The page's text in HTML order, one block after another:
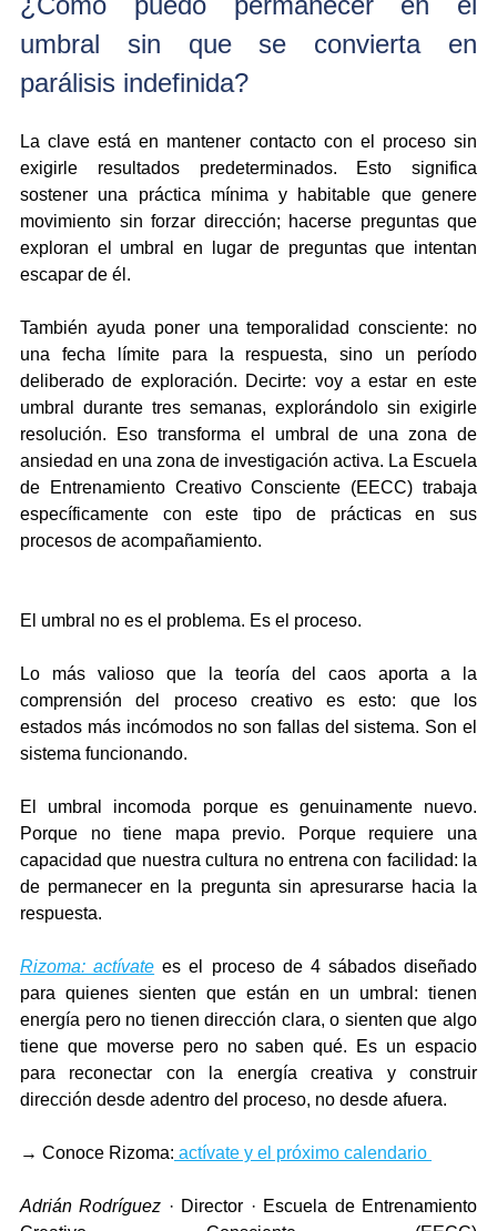
umbral sin que se convierta en
parálisis indefinida?
La clave está en mantener contacto con el proceso sin
exigirle resultados predeterminados. Esto significa
sostener una práctica mínima y habitable que genere
movimiento sin forzar dirección; hacerse preguntas que
exploran el umbral en lugar de preguntas que intentan
escapar de él.
También ayuda poner una temporalidad consciente: no
una fecha límite para la respuesta, sino un período
deliberado de exploración. Decirte: voy a estar en este
umbral durante tres semanas, explorándolo sin exigirle
resolución. Eso transforma el umbral de una zona de
ansiedad en una zona de investigación activa. La Escuela
de Entrenamiento Creativo Consciente (EECC) trabaja
específicamente con este tipo de prácticas en sus
procesos de acompañamiento.
El umbral no es el problema. Es el proceso.
Lo más valioso que la teoría del caos aporta a la
comprensión del proceso creativo es esto: que los
estados más incómodos no son fallas del sistema. Son el
sistema funcionando.
El umbral incomoda porque es genuinamente nuevo.
Porque no tiene mapa previo. Porque requiere una
capacidad que nuestra cultura no entrena con facilidad: la
de permanecer en la pregunta sin apresurarse hacia la
respuesta.
Rizoma: actívate es el proceso de 4 sábados diseñado
para quienes sienten que están en un umbral: tienen
energía pero no tienen dirección clara, o sienten que algo
tiene que moverse pero no saben qué. Es un espacio
para reconectar con la energía creativa y construir
dirección desde adentro del proceso, no desde afuera.
→ Conoce Rizoma: actívate y el próximo calendario
Adrián Rodríguez · Director · Escuela de Entrenamiento